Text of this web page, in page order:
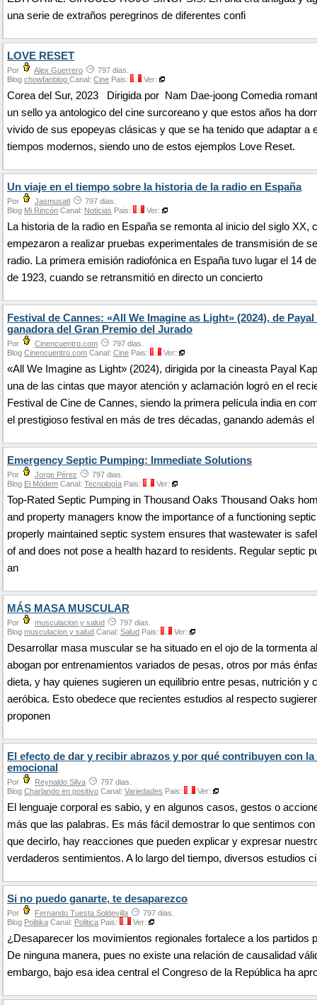
una serie de extraños peregrinos de diferentes confi
LOVE RESET
Por Alex Guerrero
797 dias.
Blog chowfanblog Canal: Cine Pais: Ver:
Corea del Sur, 2023 Dirigida por Nam Dae-joong Comedia
un sello ya antologico del cine surcoreano y que estos años ha
vivido de sus epopeyas clásicas y que se ha tenido que adaptar a
tiempos modernos, siendo uno de estos ejemplos Love Reset.
Un viaje en el tiempo sobre la historia de la radio en España
Por Jasmusatl
797 dias.
Blog Mi Rincón Canal: Noticias Pais: Ver:
La historia de la radio en España se remonta al inicio del siglo XX,
empezaron a realizar pruebas experimentales de transmisión de
radio. La primera emisión radiofónica en España tuvo lugar el 14
de 1923, cuando se retransmitió en directo un concierto
Festival de Cannes: «All We Imagine as Light» (2024), de
ganadora del Gran Premio del Jurado
Por Cinencuentro.com
797 dias.
Blog Cinencuentro.com Canal: Cine Pais: Ver:
«All We Imagine as Light» (2024), dirigida por la cineasta Payal
una de las cintas que mayor atención y aclamación logró en el
Festival de Cine de Cannes, siendo la primera película india en
el prestigioso festival en más de tres décadas, ganando además el
Emergency Septic Pumping: Immediate Solutions
Por Jorge Pérez
797 dias.
Blog El Módem Canal: Tecnología Pais: Ver:
Top-Rated Septic Pumping in Thousand Oaks Thousand Oaks
and property managers know the importance of a functioning
properly maintained septic system ensures that wastewater is
of and does not pose a health hazard to residents. Regular septic
an
MÁS MASA MUSCULAR
Por musculacion y salud
797 dias.
Blog musculacion y salud Canal: Salud Pais: Ver:
Desarrollar masa muscular se ha situado en el ojo de la tormenta
abogan por entrenamientos variados de pesas, otros por más
dieta, y hay quienes sugieren un equilibrio entre pesas, nutrición y
aeróbica. Esto obedece que recientes estudios al respecto
proponen
El efecto de dar y recibir abrazos y por qué contribuyen con la
emocional
Por Reynaldo Silva
797 dias.
Blog Charlando en positivo Canal: Variedades Pais: Ver:
El lenguaje corporal es sabio, y en algunos casos, gestos o
más que las palabras. Es más fácil demostrar lo que sentimos
que decirlo, hay reacciones que pueden explicar y expresar
verdaderos sentimientos. A lo largo del tiempo, diversos estudios
Si no puedo ganarte, te desaparezco
Por Fernando Tuesta Soldevilla
797 dias.
Blog Politika Canal: Politica Pais: Ver:
¿Desaparecer los movimientos regionales fortalece a los partidos
De ninguna manera, pues no existe una relación de causalidad
embargo, bajo esa idea central el Congreso de la República ha